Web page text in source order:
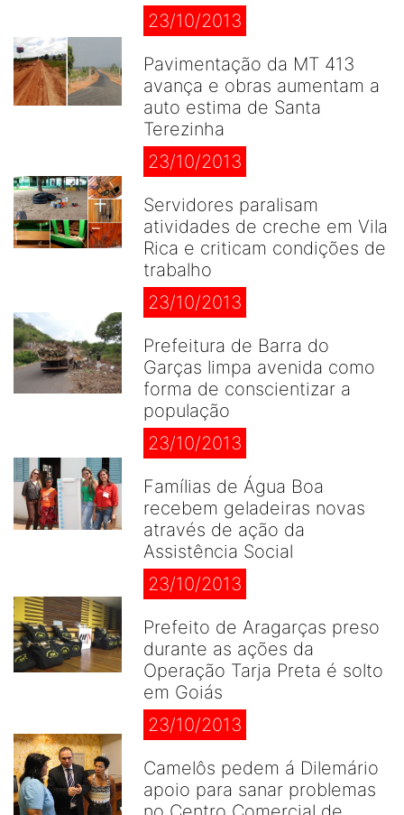
23/10/2013
Pavimentação da MT 413
avança e obras aumentam a
auto estima de Santa
Terezinha
23/10/2013
Servidores paralisam
atividades de creche em Vila
Rica e criticam condições de
trabalho
23/10/2013
Prefeitura de Barra do
Garças limpa avenida como
forma de conscientizar a
população
23/10/2013
Famílias de Água Boa
recebem geladeiras novas
através de ação da
Assistência Social
23/10/2013
Prefeito de Aragarças preso
durante as ações da
Operação Tarja Preta é solto
em Goiás
23/10/2013
Camelôs pedem á Dilemário
apoio para sanar problemas